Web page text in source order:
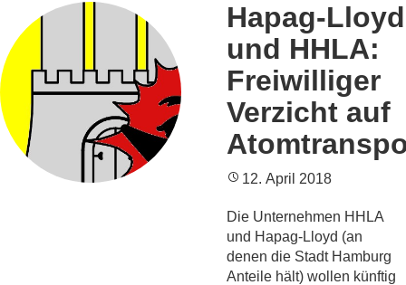
Hapag-Lloyd
und HHLA:
Freiwilliger
Verzicht auf
12. April 2018
Die Unternehmen HHLA
und Hapag-Lloyd (an
denen die Stadt Hamburg
Anteile hält) wollen künftig